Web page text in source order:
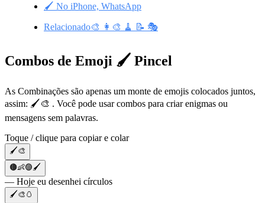
🖌️ No iPhone, WhatsApp
Relacionado🎨 👩‍🎨 🧹 📝 🎭
Combos de Emoji 🖌️ Pincel
As Combinações são apenas um monte de emojis colocados juntos,
assim: 🖌️🎨 . Você pode usar combos para criar enigmas ou
mensagens sem palavras.
Toque / clique para copiar e colar
🖌️🎨
🟤👶🟣🖌️
— Hoje eu desenhei círculos
🖌️🎨🥚